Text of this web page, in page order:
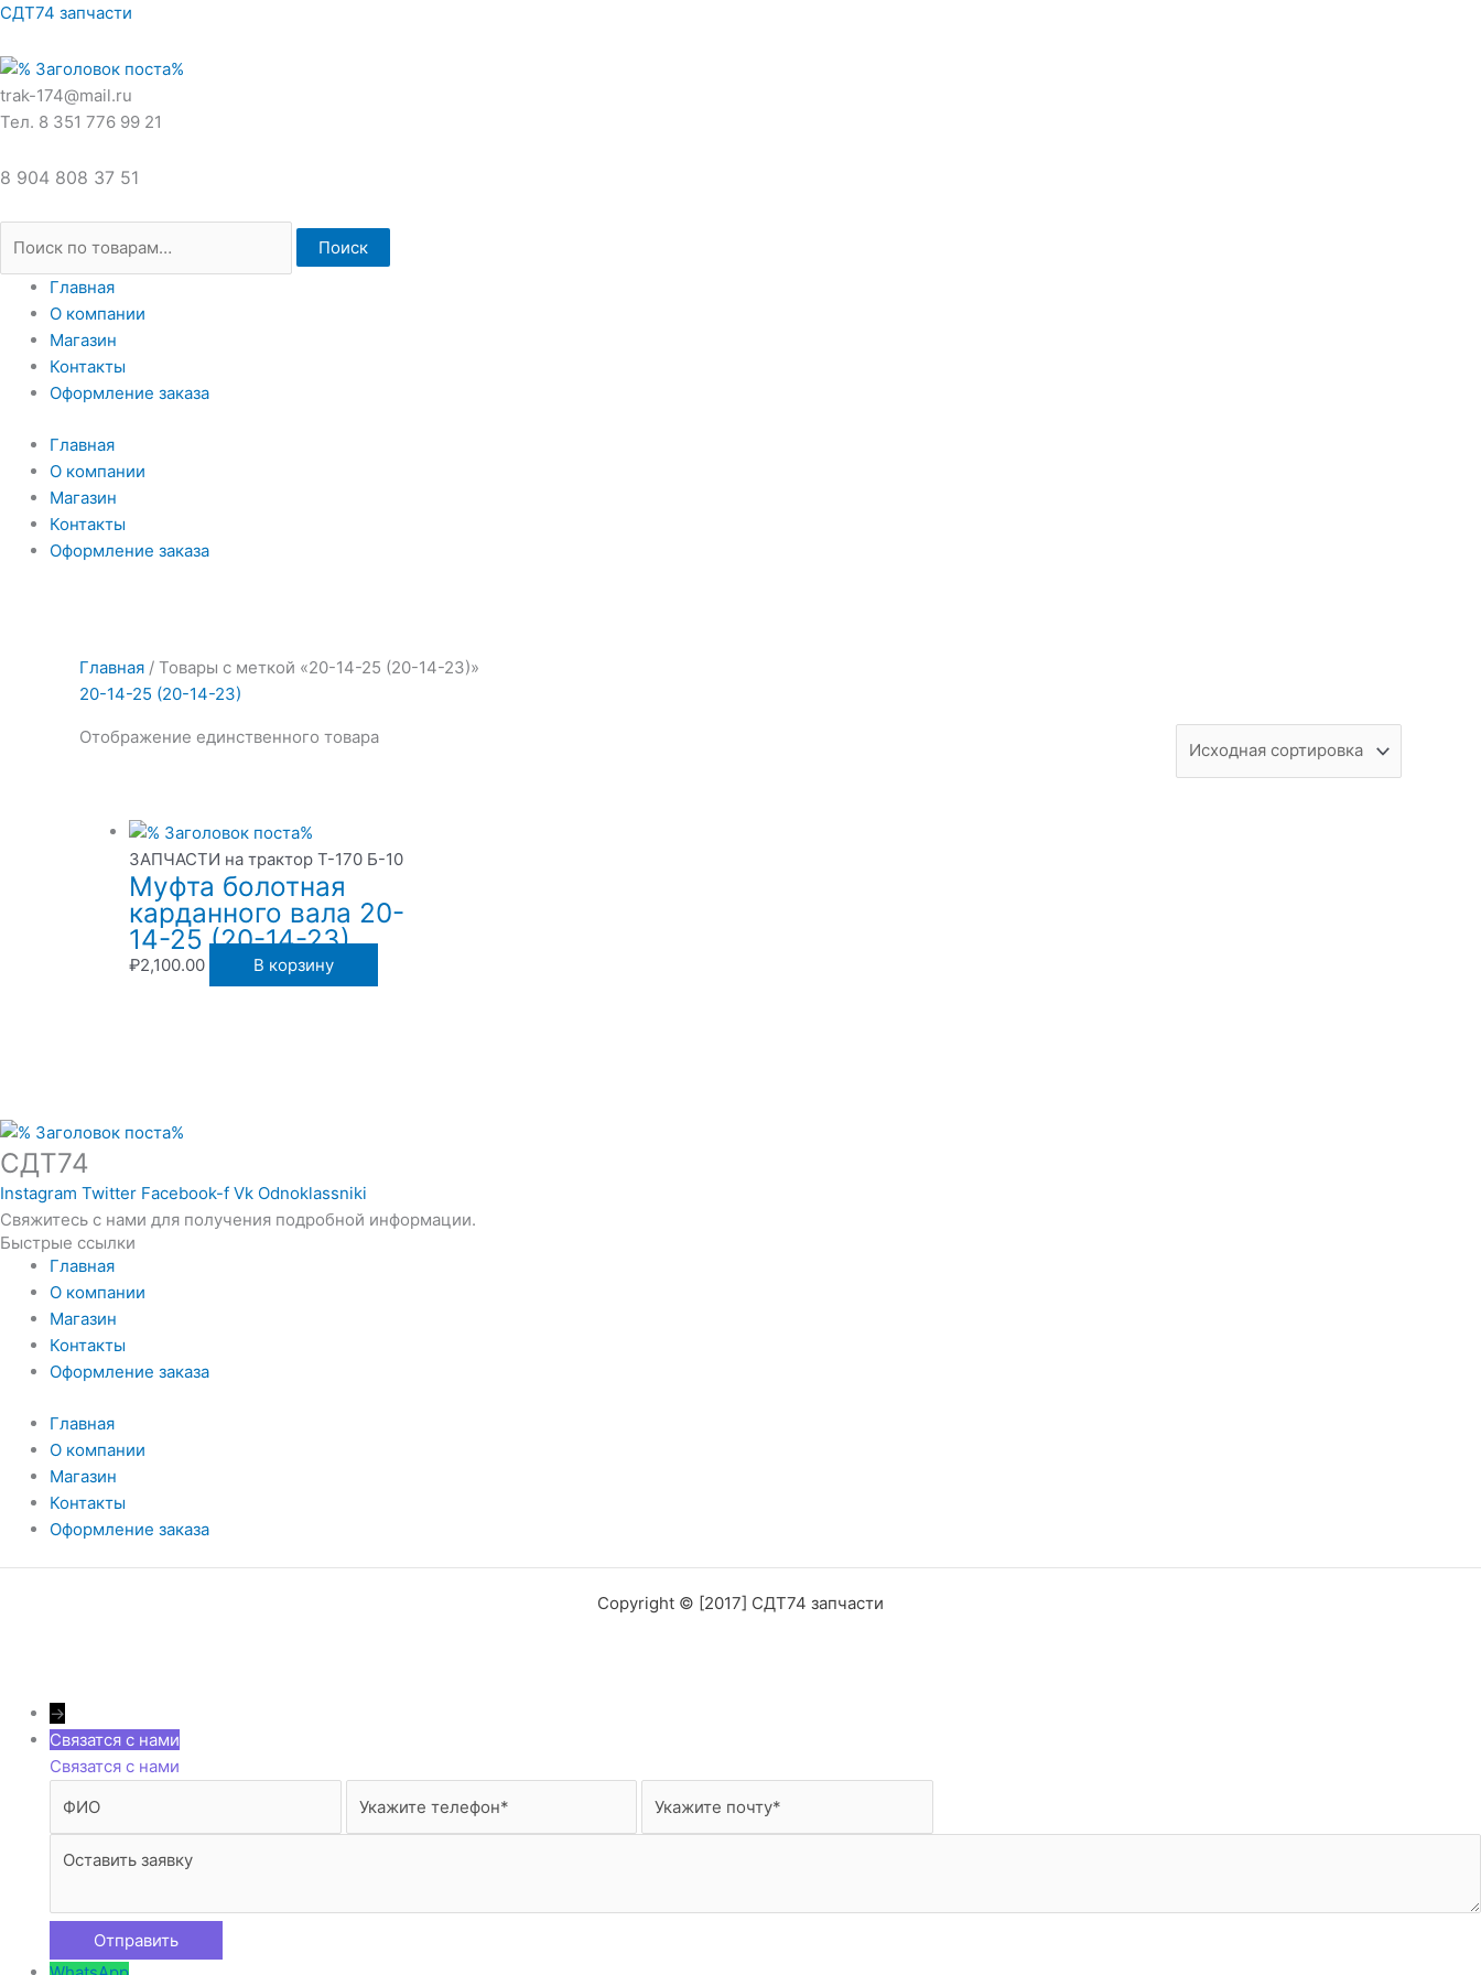
Перейти
содержимому
СДТ74 запчасти
trak-174@mail.ru
Тел. 8 351 776 99 21
8 904 808 37 51
Искать:
Поиск
Главная
О компании
Магазин
Контакты
Оформление заказа
Главная
О компании
Магазин
Контакты
Оформление заказа
Главная / Товары с меткой «20-14-25 (20-14-23)»
20-14-25 (20-14-23)
Отображение единственного товара
ЗАПЧАСТИ на трактор Т-170 Б-10
Муфта болотная
карданного вала 20-
14-25 (20-14-23)
₽2,100.00 В корзину
СДТ74
Instagram Twitter Facebook-f Vk Odnoklassniki
Свяжитесь с нами для получения подробной информации.
Быстрые ссылки
Главная
О компании
Магазин
Контакты
Оформление заказа
Главная
О компании
Магазин
Контакты
Оформление заказа
Copyright © [2017] СДТ74 запчасти
→
Связатся с нами
Связатся с нами